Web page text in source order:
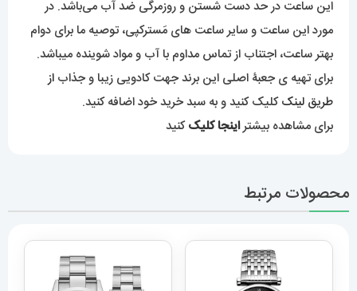
این ساعت در حد دست شستن و روزمرگی ضد آب می‌باشد. در
مورد این ساعت و سایر ساعت های مَسترکپی، توصیه ما برای دوام
بهتر ساعت، اجتناب از تماس مداوم با آب و مواد شوینده میباشد.
برای تهیه ی جعبۀ اصلی این برند جهت کادویی زیبا و جذاب از
طریق لینککلیک کنید و به سبد خرید خود اضافه کنید.
برای مشاهده بیشتراینجا کلیک کنید
محصولات مرتبط